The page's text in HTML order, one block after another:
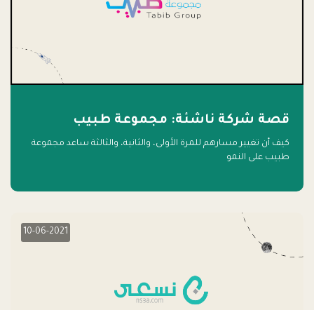
قصة شركة ناشئة: مجموعة طبيب
كيف أن تغيير مسارهم للمرة الأولى، والثانية، والثالثة ساعد مجموعة
طبيب على النمو
10-06-2021